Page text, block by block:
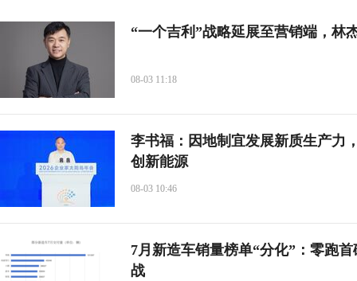
“一个吉利”战略延展至营销端，林
08-03 11:18
李书福：因地制宜发展新质生产力
创新能源
08-03 10:46
7月新造车销量榜单“分化”：零跑
战